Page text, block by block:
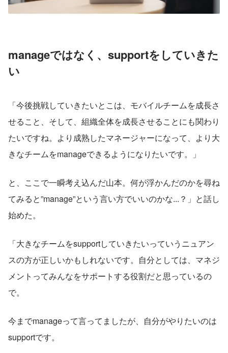
manageではなく、supportをしていきた
い
「今後挑戦していきたいとこは、モバイルチームを成長さ
せること、そして、組織全体を成長させることにも関わり
たいですね。より成熟したマネージャーになって、より大
きなチームをmanageできるようになりたいです。」
と、ここで一瞬考え込んだ山本。何が浮かんだのかを尋ね
てみると”manage”という言い方でいいのかな...？」と話し
始めた。
「大きなチームをsupportしていきたいっていうニュアン
スの方が正しいかもしれないです。自分としては、マネジ
メントってみんなをサポートする役割だと思っているの
で。
今までmanageって言ってましたが、自分がやりたいのは
supportです。